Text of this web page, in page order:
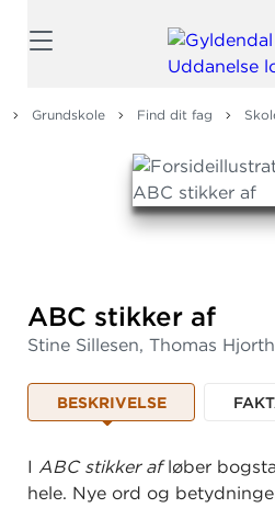
Grundskole Find dit fag
ABC stikker af
Stine Sillesen, Thomas
BESKRIVELSE
I ABC stikker afløber
hele. Nye ord og